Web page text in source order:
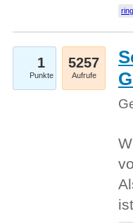
ring
1
Punkte
5257
Aufrufe